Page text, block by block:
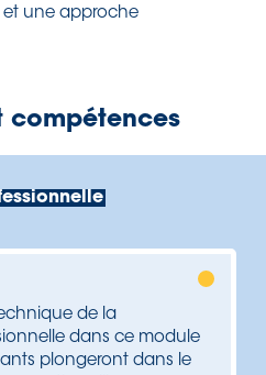
et une approche
compétences
de la
dans ce module
plongeront dans le